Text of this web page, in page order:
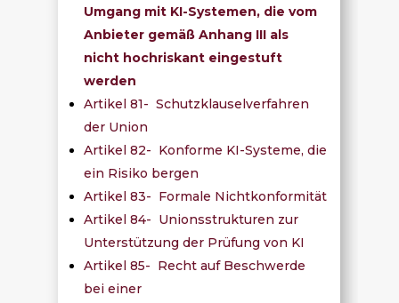
Umgang mit KI-Systemen, die vom
Anbieter gemäß Anhang III als
nicht hochriskant eingestuft
werden
Artikel 81- Schutzklauselverfahren
der Union
Artikel 82- Konforme KI-Systeme, die
ein Risiko bergen
Artikel 83- Formale Nichtkonformität
Artikel 84- Unionsstrukturen zur
Unterstützung der Prüfung von KI
Artikel 85- Recht auf Beschwerde
bei einer